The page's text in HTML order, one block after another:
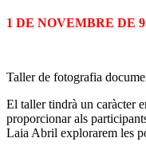
1 DE NOVEMBRE DE
Taller de fotografia
El taller tindrà un caràcter
proporcionar als
Laia Abril explorarem les